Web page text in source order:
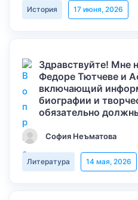
История 17 июня, 2026
Здравствуйте! Мне
Федоре Тютчеве и
включающий
биографии и
обязательно
София Неъматова
Литература 14 мая, 2026